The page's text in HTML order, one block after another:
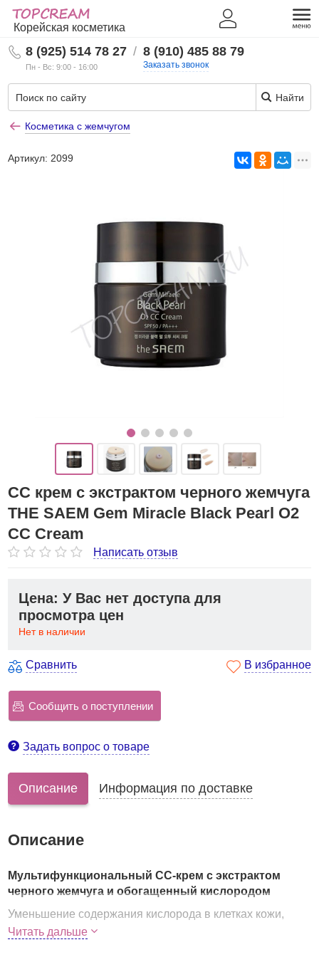
Корейская косметика
8 (925) 514 78 27
Пн - Вс: 9:00 - 16:00
/ 8 (910) 485 88 79
Заказать звонок
Найти
Косметика с жемчугом
Артикул: 2099
СС крем с экстрактом черного жемчуга
THE SAEM Gem Miracle Black Pearl O2
CC Cream
Написать отзыв
Цена: У Вас нет доступа для
просмотра цен
Нет в наличии
Сравнить В избранное
Сообщить о поступлении
Задать вопрос о товаре
Описание Информация по доставке
Описание
Мультифункциональный СС-крем с экстрактом
черного жемчуга и обогащенный кислородом
Уменьшение содержания кислорода в клетках кожи,
которое происходит с возрастом, замедляет обменные
Читать дальше